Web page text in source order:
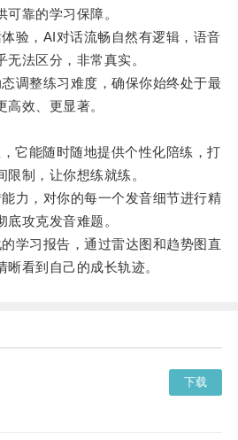
靠的学习保障。
验，AI对话流畅自然有逻辑，语音
法区分，非常真实。
调整练习难度，确保你始终处于最
效、更显著。
它能随时随地提供个性化陪练，打
制，让你想练就练。
力，对你的每一个发音细节进行精
攻克发音难题。
学习报告，通过雷达图和趋势图直
看到自己的成长轨迹。
下载